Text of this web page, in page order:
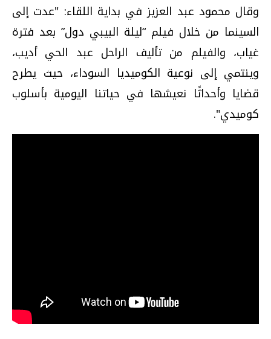
وقال محمود عبد العزيز في بداية اللقاء: "عدت إلى
السينما من خلال فيلم “ليلة البيبي دول” بعد فترة
غياب، والفيلم من تأليف الراحل عبد الحي أديب،
وينتمي إلى نوعية الكوميديا السوداء، حيث يطرح
قضايا وأحداثًا نعيشها في حياتنا اليومية بأسلوب
كوميدي".